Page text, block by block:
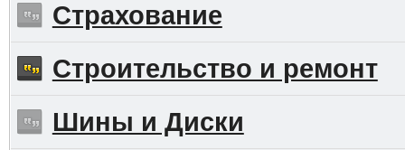
Страхование
Строительство и ремонт
Шины и Диски